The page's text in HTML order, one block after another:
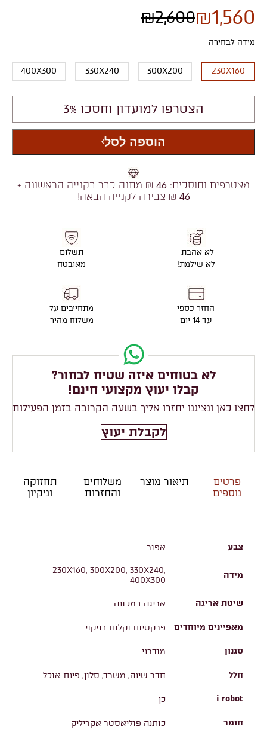
₪2,600₪1,560
מידה לבחירה
230X160
300X200
330X240
400X300
הצטרפו למועדון וחסכו 3%
הוספה לסל
מצטרפים וחוסכים: 46 ₪ מתנה כבר בקנייה הראשונה +
46 ₪ צבירה לקנייה הבאה!
לא אהבת-
לא שילמת!
החזר כספי
עד 14 יום
תשלום
מאובטח
מתחייבים על
משלוח מהיר
לא בטוחים איזה שטיח לבחור?
קבלו יעוץ מקצועי חינם!
לחצו כאן ונציגנו יחזרו אליך בשעה הקרובה בזמן הפעילות
לקבלת יעוץ
פרטים
נוספים
תיאור מוצר
משלוחים
והחזרות
תחזוקה
וניקיון
צבע אפור
מידה
230X160, 300X200, 330X240,
400X300
שיטת אריגה אריגה במכונה
מאפיינים מיוחדים פרקטיות וקלות בניקוי
סגנון מודרני
חלל חדר שינה, משרד, סלון, פינת אוכל
i robot כן
חומר כותנה פוליאסטר אקריליק